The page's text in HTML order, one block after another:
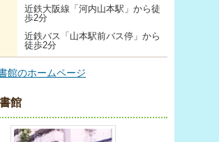
近鉄大阪線「河内山本駅」から徒
歩2分
近鉄バス「山本駅前バス停」から
徒歩2分
館のホームページ
館